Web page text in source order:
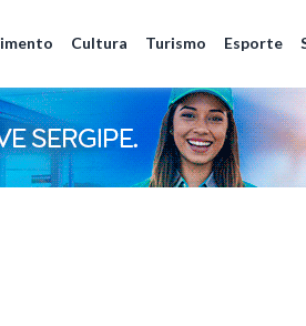
Cultura Turismo Esporte